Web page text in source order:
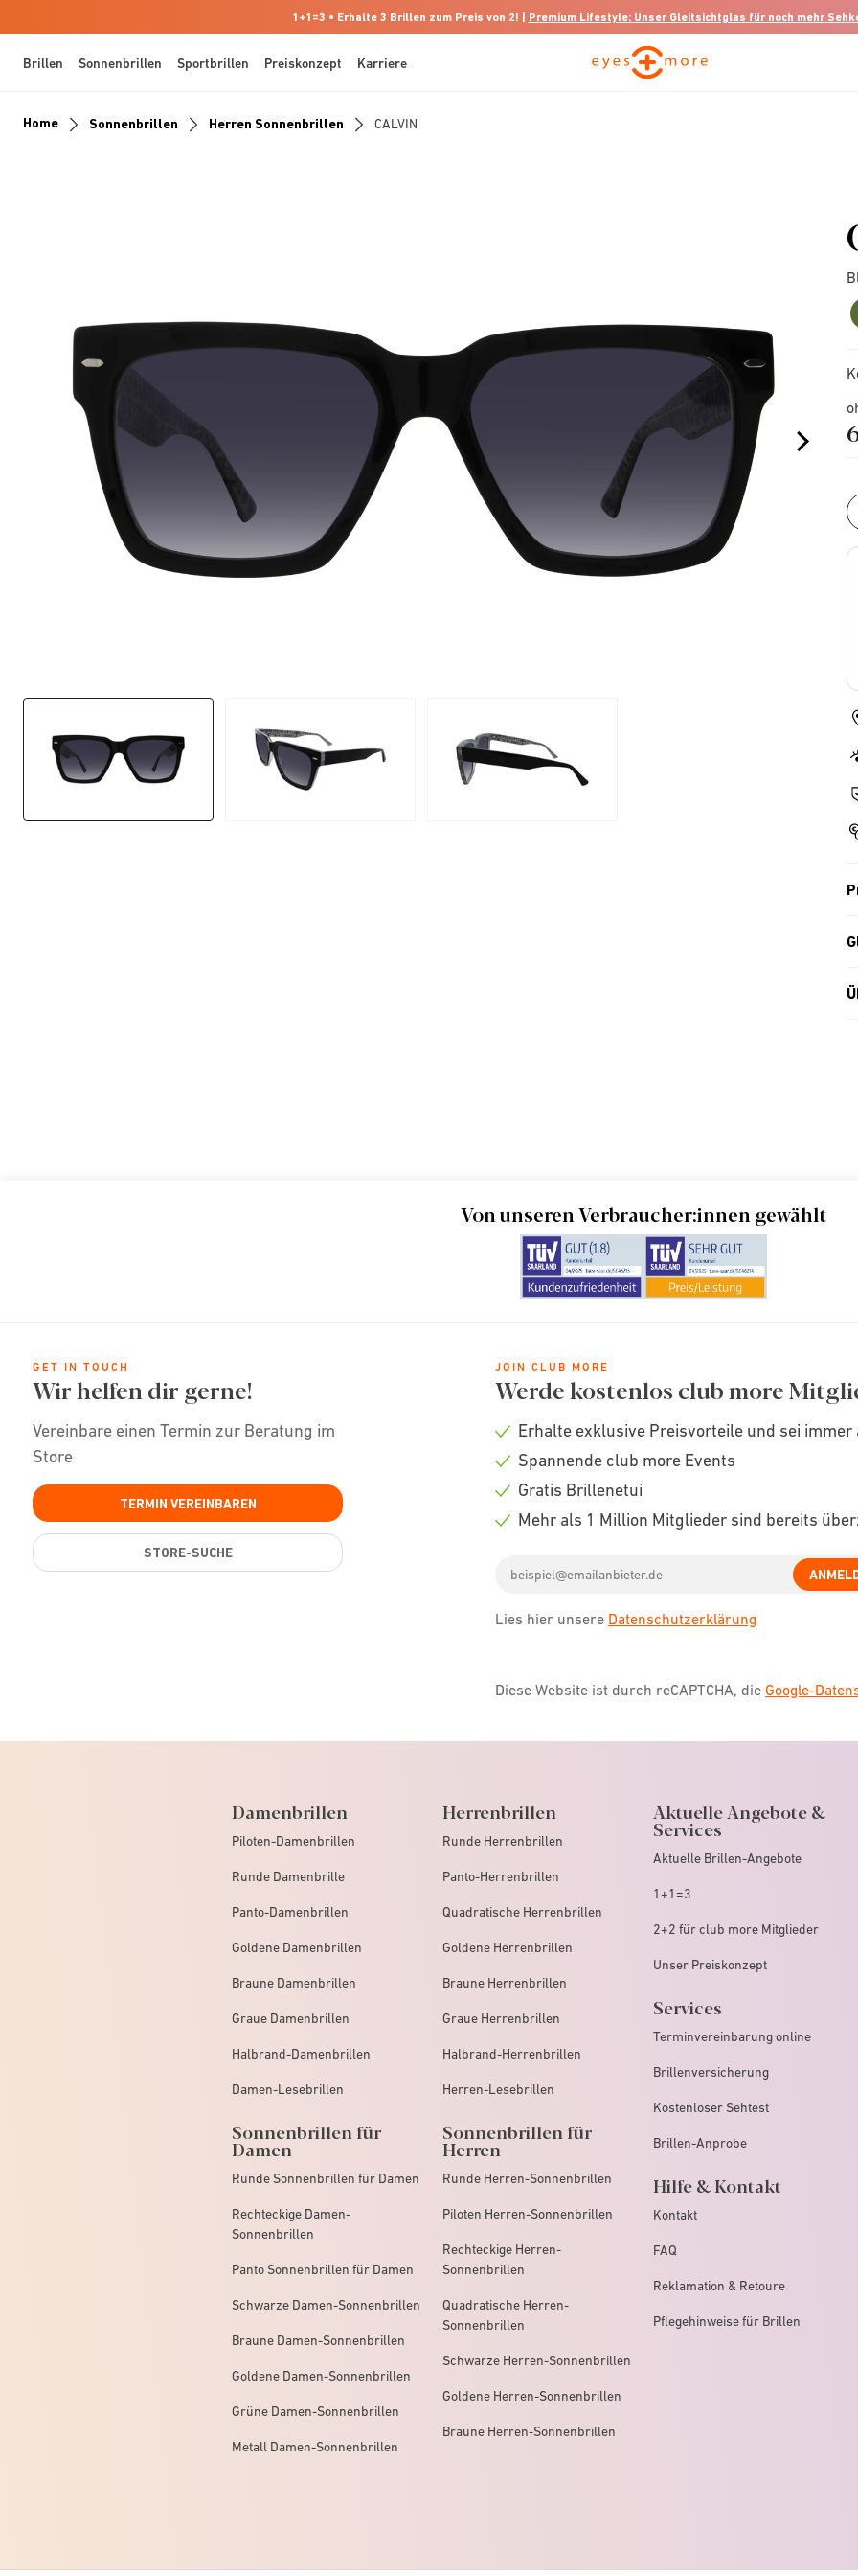
1+1=3 • Erhalte 3 Brillen zum Preis von 2! | Premium Lifestyle: Unser Gleitsichtglas für noch mehr
Brillen Sonnenbrillen Sportbrillen Preiskonzept Karriere
Home Sonnenbrillen Herren Sonnenbrillen CALVIN
Von unseren Verbraucher:innen gewählt
GET IN TOUCH
Wir helfen dir gerne!
Vereinbare einen Termin zur Beratung im
Store
TERMIN VEREINBAREN
STORE-SUCHE
JOIN CLUB MORE
Werde kostenlos club more
Check
Erhalte exklusive Preisvorteile und sei
Check
Spannende club more Events
Check
Gratis Brillenetui
Mehr als 1 Million Mitglieder sind bereits
address
Lies hier unsere Datenschutzerklärung
Diese Website ist durch reCAPTCHA, die Google-
Damenbrillen
Piloten-Damenbrillen
Runde Damenbrille
Panto-Damenbrillen
Goldene Damenbrillen
Braune Damenbrillen
Graue Damenbrillen
Halbrand-Damenbrillen
Damen-Lesebrillen
Sonnenbrillen für
Damen
Runde Sonnenbrillen für Damen
Rechteckige Damen-
Sonnenbrillen
Panto Sonnenbrillen für Damen
Schwarze Damen-Sonnenbrillen
Braune Damen-Sonnenbrillen
Goldene Damen-Sonnenbrillen
Grüne Damen-Sonnenbrillen
Metall Damen-Sonnenbrillen
Herrenbrillen
Runde Herrenbrillen
Panto-Herrenbrillen
Quadratische Herrenbrillen
Goldene Herrenbrillen
Braune Herrenbrillen
Graue Herrenbrillen
Halbrand-Herrenbrillen
Herren-Lesebrillen
Sonnenbrillen für
Herren
Runde Herren-Sonnenbrillen
Piloten Herren-Sonnenbrillen
Rechteckige Herren-
Sonnenbrillen
Quadratische Herren-
Sonnenbrillen
Schwarze Herren-Sonnenbrillen
Goldene Herren-Sonnenbrillen
Braune Herren-Sonnenbrillen
Aktuelle Angebote &
Services
Aktuelle Brillen-Angebote
1+1=3
2+2 für club more Mitglieder
Unser Preiskonzept
Services
Terminvereinbarung online
Brillenversicherung
Kostenloser Sehtest
Brillen-Anprobe
Hilfe & Kontakt
Kontakt
FAQ
Reklamation & Retoure
Pflegehinweise für Brillen